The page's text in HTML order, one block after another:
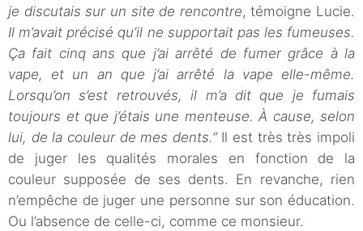
je discutais sur un site de rencontre, témoigne Lucie.
Il m’avait précisé qu’il ne supportait pas les fumeuses.
Ça fait cinq ans que j’ai arrêté de fumer grâce à la
vape, et un an que j’ai arrêté la vape elle-même.
Lorsqu’on s’est retrouvés, il m’a dit que je fumais
toujours et que j’étais une menteuse. À cause, selon
lui, de la couleur de mes dents.”Il est très très impoli
de juger les qualités morales en fonction de la
couleur supposée de ses dents. En revanche, rien
n’empêche de juger une personne sur son éducation.
Ou l’absence de celle-ci, comme ce monsieur.